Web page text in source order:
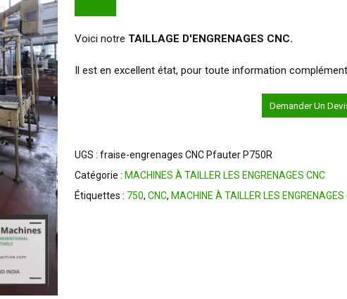
Voici notre TAILLAGE D'ENGRENAGES CNC.
Il est en excellent état, pour toute information
Demander Un
UGS : fraise-engrenages CNC Pfauter P750R
Catégorie : MACHINES À TAILLER LES ENGRENAGES CNC
Étiquettes : 750, CNC, MACHINE À TAILLER LES ENGRENAGES